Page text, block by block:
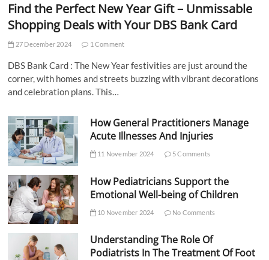
Find the Perfect New Year Gift – Unmissable
Shopping Deals with Your DBS Bank Card
27 December 2024 1 Comment
DBS Bank Card : The New Year festivities are just around the
corner, with homes and streets buzzing with vibrant decorations
and celebration plans. This…
How General Practitioners Manage
Acute Illnesses And Injuries
11 November 2024 5 Comments
How Pediatricians Support the
Emotional Well-being of Children
10 November 2024 No Comments
Understanding The Role Of
Podiatrists In The Treatment Of Foot